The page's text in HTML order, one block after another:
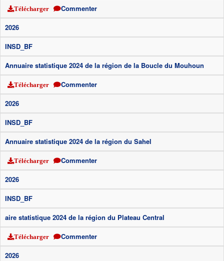
Télécharger
Commenter
2026
INSD_BF
Annuaire statistique 2024 de la région de la Boucle du Mouhoun
Télécharger
Commenter
2026
INSD_BF
Annuaire statistique 2024 de la région du Sahel
Télécharger
Commenter
2026
INSD_BF
aire statistique 2024 de la région du Plateau Central
Télécharger
Commenter
2026